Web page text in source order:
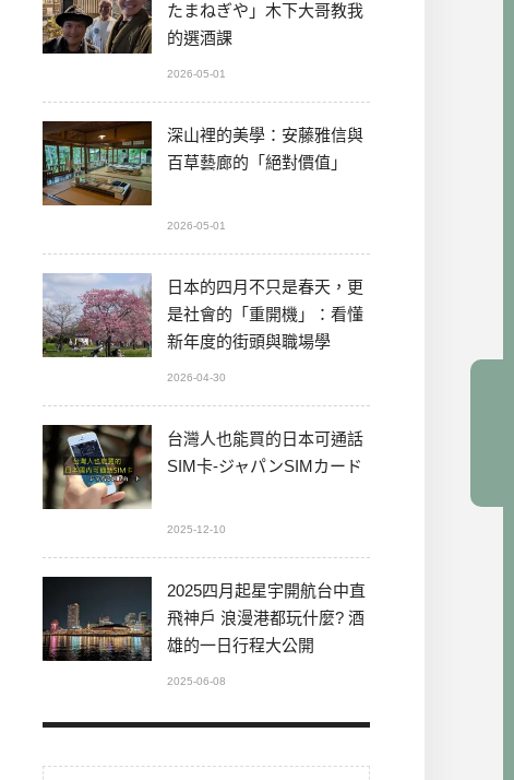
たまねぎや」木下大哥教我
的選酒課
2026-05-01
深山裡的美學：安藤雅信與
百草藝廊的「絕對價值」
2026-05-01
日本的四月不只是春天，更
是社會的「重開機」：看懂
新年度的街頭與職場學
2026-04-30
台灣人也能買的日本可通話
SIM卡-ジャパンSIMカード
2025-12-10
2025四月起星宇開航台中直
飛神戶 浪漫港都玩什麼? 酒
雄的一日行程大公開
2025-06-08